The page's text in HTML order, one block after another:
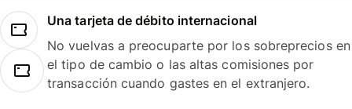
Una tarjeta de débito internacional
No vuelvas a preocuparte por los sobreprecios en
el tipo de cambio o las altas comisiones por
transacción cuando gastes en el extranjero.